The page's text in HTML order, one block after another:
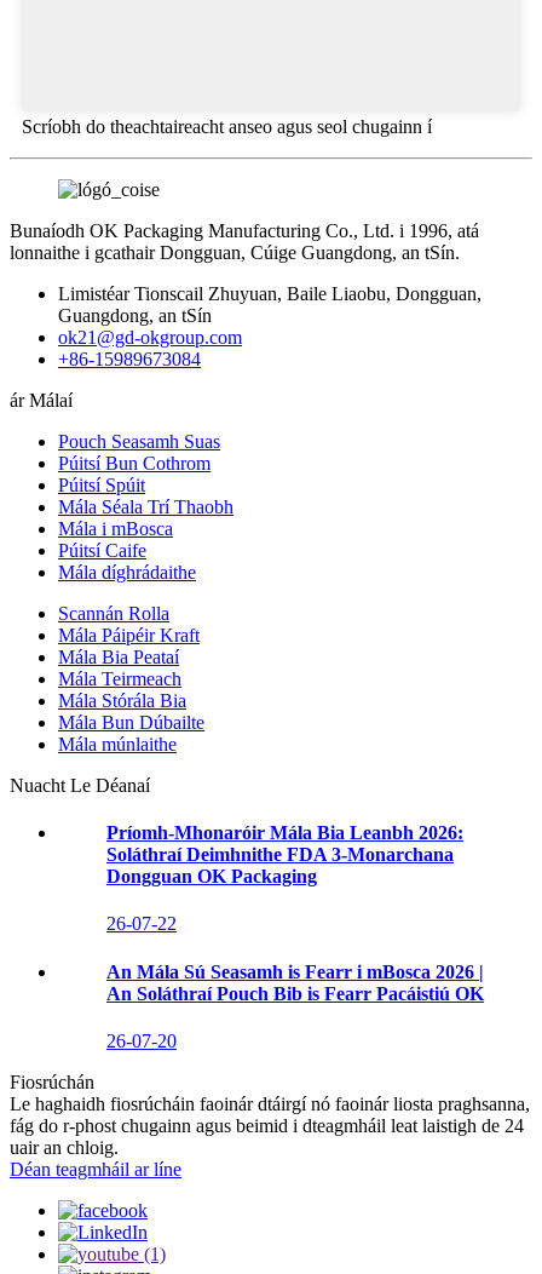
Scríobh do theachtaireacht anseo agus seol chugainn í
Bunaíodh OK Packaging Manufacturing Co., Ltd. i 1996, atá
lonnaithe i gcathair Dongguan, Cúige Guangdong, an tSín.
Limistéar Tionscail Zhuyuan, Baile Liaobu, Dongguan,
Guangdong, an tSín
ok21@gd-okgroup.com
+86-15989673084
ár Málaí
Pouch Seasamh Suas
Púitsí Bun Cothrom
Púitsí Spúit
Mála Séala Trí Thaobh
Mála i mBosca
Púitsí Caife
Mála díghrádaithe
Scannán Rolla
Mála Páipéir Kraft
Mála Bia Peataí
Mála Teirmeach
Mála Stórála Bia
Mála Bun Dúbailte
Mála múnlaithe
Nuacht Le Déanaí
Príomh-Mhonaróir Mála Bia Leanbh 2026:
Soláthraí Deimhnithe FDA 3-Monarchana
Dongguan OK Packaging
26-07-22
An Mála Sú Seasamh is Fearr i mBosca 2026 |
An Soláthraí Pouch Bib is Fearr Pacáistiú OK
26-07-20
Fiosrúchán
Le haghaidh fiosrúcháin faoinár dtáirgí nó faoinár liosta praghsanna,
fág do r-phost chugainn agus beimid i dteagmháil leat laistigh de 24
uair an chloig.
Déan teagmháil ar líne